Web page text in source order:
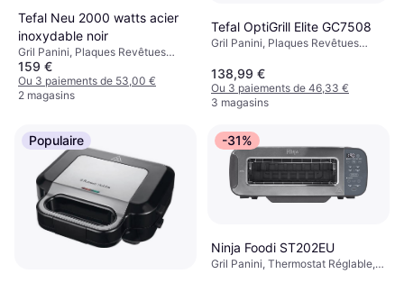
Tefal Neu 2000 watts acier
inoxydable noir
Gril Panini, Plaques Revêtues
Antiadhésives, Bac à Graisse,
Lumière de Température, 2000 W
159 €
Ou 3 paiements de 53,00 €
2 magasins
Tefal OptiGrill Elite GC7508
Gril Panini, Plaques Revêtues
Thermostat Réglable, Lumière de
Température, Minuteur, Bac à
Graisse, 2000 W Téflon
138,99 €
Ou 3 paiements de 46,33 €
3 magasins
Populaire -31%
Ninja Foodi ST202EU
Gril Panini, Thermostat Réglable,